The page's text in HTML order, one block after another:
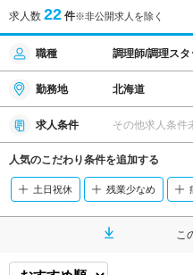
求人数 22 件※非公開求人を除く
職種 調理師/調理スタ
勤務地 北海道
求人条件 その他求人条件
人気のこだわり条件を追加する
土日祝休 残業少なめ
こ